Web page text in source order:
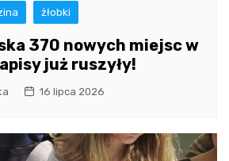
żłobki
370 nowych miejsc w
już ruszyły!
16 lipca 2026